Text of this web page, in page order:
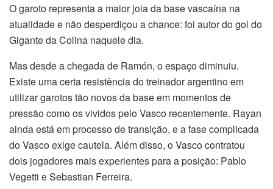
O garoto representa a maior joia da base vascaína na
atualidade e não desperdiçou a chance: foi autor do gol do
Gigante da Colina naquele dia.
Mas desde a chegada de Ramón, o espaço diminuiu.
Existe uma certa resistência do treinador argentino em
utilizar garotos tão novos da base em momentos de
pressão como os vividos pelo Vasco recentemente. Rayan
ainda está em processo de transição, e a fase complicada
do Vasco exige cautela. Além disso, o Vasco contratou
dois jogadores mais experientes para a posição: Pablo
Vegetti e Sebastian Ferreira.